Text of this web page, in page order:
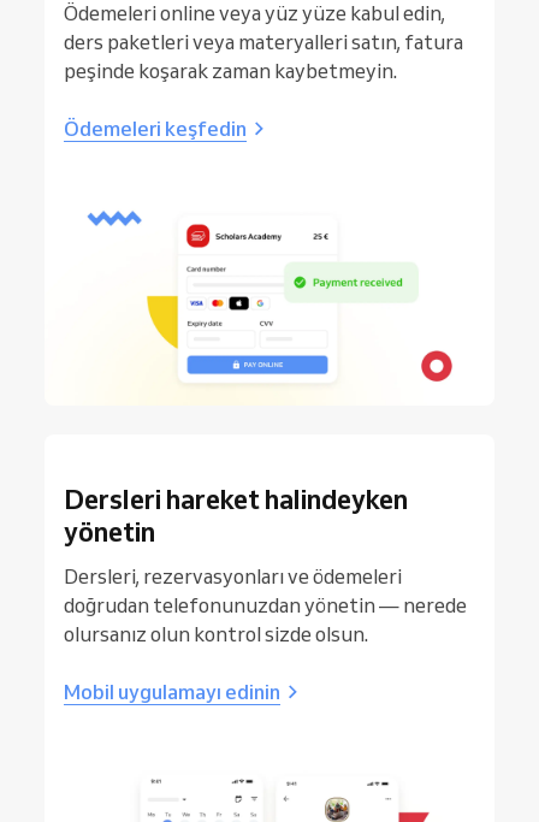
Ödemeleri online veya yüz yüze kabul edin,
ders paketleri veya materyalleri satın, fatura
peşinde koşarak zaman kaybetmeyin.
Ödemeleri keşfedin
Dersleri hareket halindeyken
yönetin
Dersleri, rezervasyonları ve ödemeleri
doğrudan telefonunuzdan yönetin — nerede
olursanız olun kontrol sizde olsun.
Mobil uygulamayı edinin